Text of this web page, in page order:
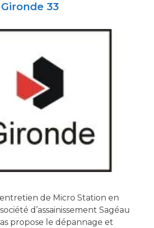
33
de Micro Station en
d’assainissement Sagéau
propose le dépannage et